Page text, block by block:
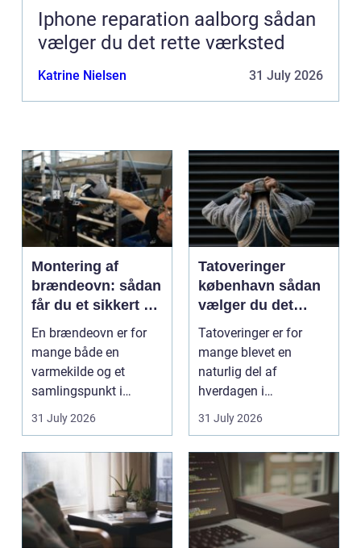
Iphone reparation aalborg sådan
vælger du det rette værksted
Katrine Nielsen 31 July 2026
Montering af
brændeovn: sådan
får du et sikkert og
smukt resultat
En brændeovn er for
mange både en
varmekilde og et
samlingspunkt i
hjemmet. Flammerne
31 July 2026
Tatoveringer
københavn sådan
vælger du det
rigtige studie
Tatoveringer er for
mange blevet en
naturlig del af
hverdagen i
København. Byen er
fyldt med dygtige...
31 July 2026